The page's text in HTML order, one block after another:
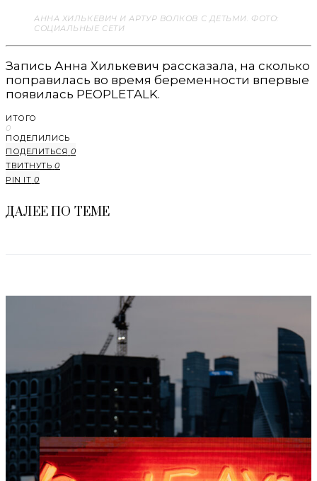
АННА ХИЛЬКЕВИЧ И АРТУР ВОЛКОВ С ДЕТЬМИ. ФОТО:
СОЦИАЛЬНЫЕ СЕТИ
Запись Анна Хилькевич рассказала, на сколько
поправилась во время беременности впервые
появилась PEOPLETALK.
ИТОГО
0
ПОДЕЛИЛИСЬ
ПОДЕЛИТЬСЯ 0
ТВИТНУТЬ 0
PIN IT 0
ДАЛЕЕ ПО ТЕМЕ